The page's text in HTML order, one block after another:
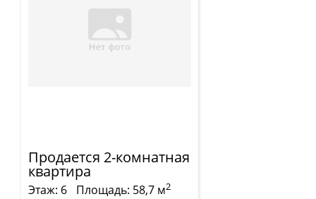
Продается 2-комнатная
квартира
Этаж: 6 Площадь: 58,7 м2